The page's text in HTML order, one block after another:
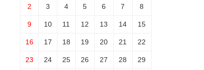
2 3 4 5 6 7 8
9 10 11 12 13 14 15
16 17 18 19 20 21 22
23 24 25 26 27 28 29